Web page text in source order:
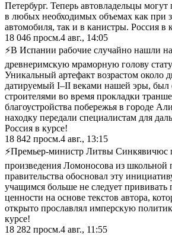
Петербург. Теперь автовладельцы могут
в любых необходимых объемах как при
автомобиля, так и в канистры. Россия в
18 046 просм.4 авг., 14:05
⚡В Испании рабочие случайно нашли
древнеримскую мраморную голову
Уникальный артефакт возрастом около
датируемый I–II веками нашей эры, был
строителями во время прокладки
благоустройства побережья в городе
находку передали специалистам для
Россия в курсе!
18 842 просм.4 авг., 13:15
⚡Премьер-министр Литвы Синкявичюс
произведения Ломоносова из школьной
правительства обосновал эту
учащимся больше не следует прививать
ценности на основе текстов автора,
открыто прославлял имперскую
курсе!
18 282 просм.4 авг., 11:55